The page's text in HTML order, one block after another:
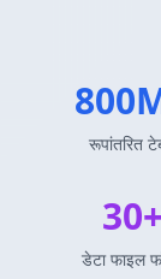
रूपांतरित
30+
डेटा फाइल